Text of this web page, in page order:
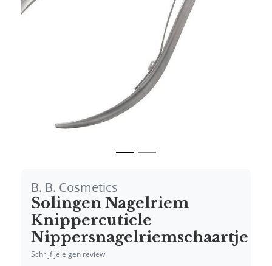
B. B. Cosmetics
Solingen Nagelriem
Knippercuticle
Nippersnagelriemschaartje
Schrijf je eigen review